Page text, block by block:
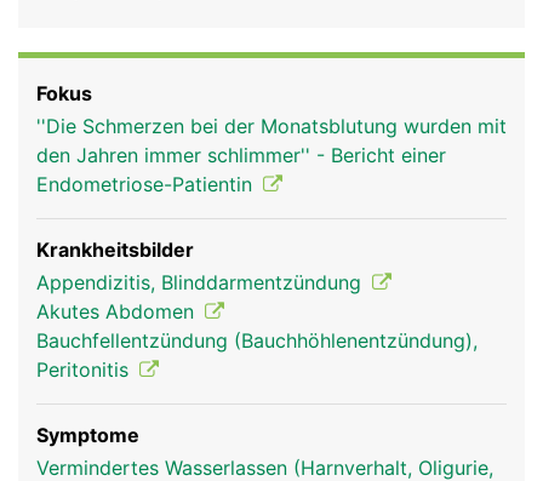
Rubriken
haben, da dort sehr viele Abwehrzellen
(Lymphozyten) im Gewebe zu finden sind.
Fokus
''Die Schmerzen bei der Monatsblutung wurden mit
den Jahren immer schlimmer'' - Bericht einer
Endometriose-Patientin
Krankheitsbilder
Appendizitis, Blinddarmentzündung
Akutes Abdomen
Bauchfellentzündung (Bauchhöhlenentzündung),
Peritonitis
Symptome
Vermindertes Wasserlassen (Harnverhalt, Oligurie,